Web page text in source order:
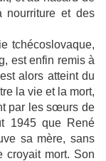
nourriture et des
tchécoslovaque,
est enfin remis à
alors atteint du
la vie et la mort,
par les sœurs de
1945 que René
sa mère, sans
croyait mort. Son